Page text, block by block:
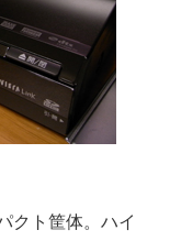
クト筐体。ハイ